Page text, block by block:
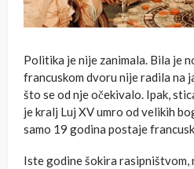
Politika je nije zanimala. Bila je
francuskom dvoru nije radila na
što se od nje očekivalo. Ipak,
je kralj Luj XV umro od velikih
samo 19 godina postaje
Iste godine šokira rasipništvom,